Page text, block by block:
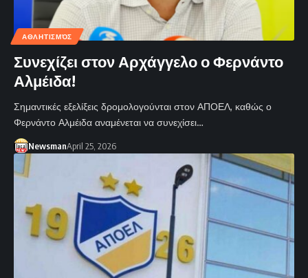
ΑΘΛΗΤΙΣΜΌΣ
Συνεχίζει στον Αρχάγγελο ο Φερνάντο
Αλμέιδα!
Σημαντικές εξελίξεις δρομολογούνται στον ΑΠΟΕΛ, καθώς ο
Φερνάντο Αλμέιδα αναμένεται να συνεχίσει…
NewsmanApril 25, 2026